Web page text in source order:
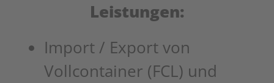
Leistungen:
Import / Export von
Vollcontainer (FCL) und